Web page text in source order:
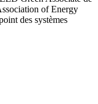
of Energy
des systèmes